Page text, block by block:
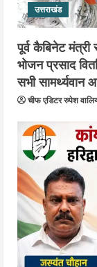
उत्तराखंड
पूर्व कैबिनेट मंत्री
भोजन प्रसाद
सभी
चीफ एडिटर रुपेश